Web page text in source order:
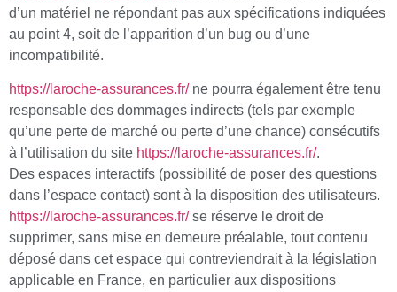
d’un matériel ne répondant pas aux spécifications indiquées
au point 4, soit de l’apparition d’un bug ou d’une
incompatibilité.
https://laroche-assurances.fr/ne pourra également être tenu
responsable des dommages indirects (tels par exemple
qu’une perte de marché ou perte d’une chance) consécutifs
à l’utilisation du site https://laroche-assurances.fr/.
Des espaces interactifs (possibilité de poser des questions
dans l’espace contact) sont à la disposition des utilisateurs.
https://laroche-assurances.fr/se réserve le droit de
supprimer, sans mise en demeure préalable, tout contenu
déposé dans cet espace qui contreviendrait à la législation
applicable en France, en particulier aux dispositions